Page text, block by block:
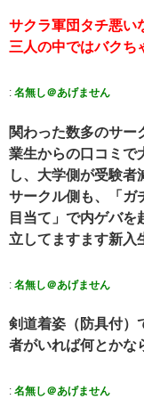
サクラ軍団タチ悪い
三人の中ではバクち
: 名無し＠あげません
関わった数多のサー
業生からの口コミで
し、大学側が受験者
サークル側も、「ガ
目当て」で内ゲバ
立してますます新入
: 名無し＠あげません
剣道着姿（防具付）
者がいれば何とかな
: 名無し＠あげません